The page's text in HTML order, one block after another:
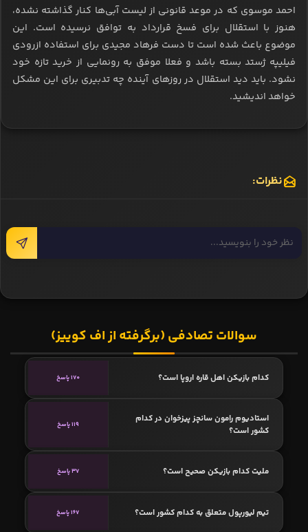
احمد موسوی که در موعد قانونی از لیست آبی‌ها کنار گذاشته نشده،
هنوز با استقلال برای فسخ قرارداد به توافق نرسیده است. این
موضوع باعث شده است تا دست فرهاد مجیدی برای استفاده ازرودی
فیلیپه ژستد بسته باشد و فعلا موفق به رونمایی از خرید تازه خود
نشود. باید دید استقلال در روزهای آینده چه تدبیری برای این مشکل
خواهد اندیشید.
نظرات:
سوالات تصادفی (برگرفته از اف کوییز)
کدام بازیکن اهل قاره اروپا است؟ 170 پاسخ
استادیوم رامون سانچز پیزخوان در کدام
کشور است؟
119 پاسخ
ملیت کدام بازیکن صحیح است؟ 37 پاسخ
تیم لیورپول متعلق به کدام کشور است؟ 167 پاسخ